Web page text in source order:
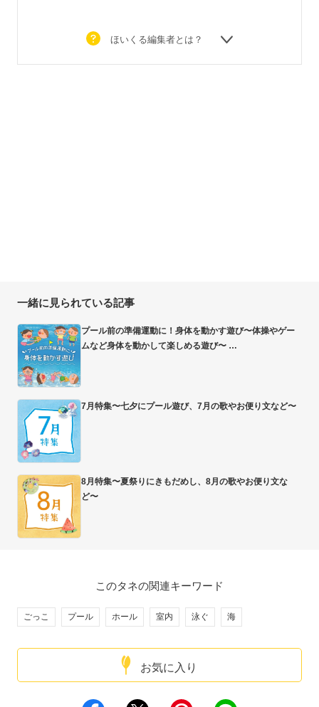
ほいくる編集者とは？
一緒に見られている記事
プール前の準備運動に！身体を動かす遊び〜体操やゲー
ムなど身体を動かして楽しめる遊び〜
7月特集〜七夕にプール遊び、7月の歌やお便り文など〜
8月特集〜夏祭りにきもだめし、8月の歌やお便り文な
ど〜
お気に入り
このタネの関連キーワード
ごっこ プール ホール 室内 泳ぐ 海